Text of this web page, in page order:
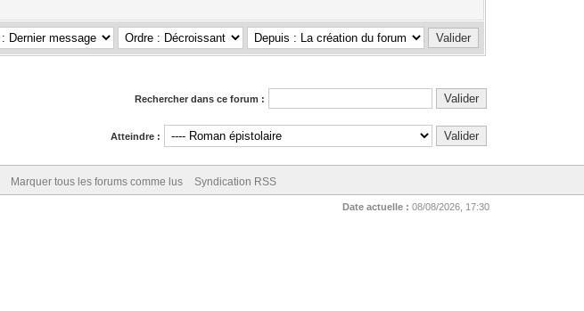
Rechercher dans ce forum :
Atteindre :
Marquer tous les forums comme lus Syndication RSS
Date actuelle : 08/08/2026, 17:30